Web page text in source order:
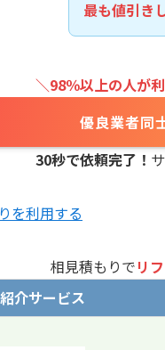
最も値引き
＼98％以上の人が
優良業者同
30秒で依頼完了！
を利用する
相見積もりでリ
介サービス